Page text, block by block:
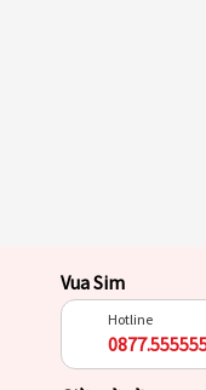
Vua Sim
Hotline